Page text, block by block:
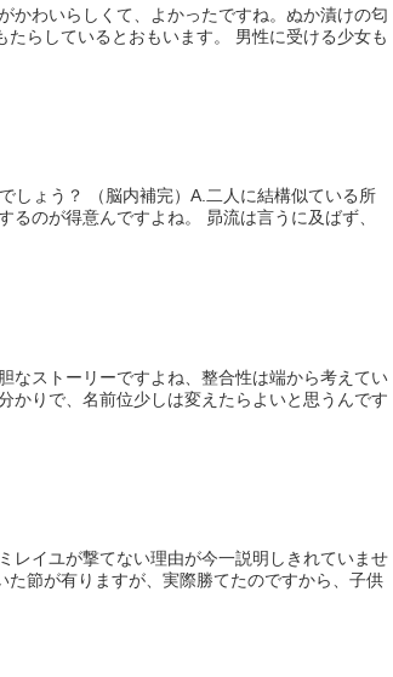
かわいらしくて、よかったですね。ぬか漬けの匂
らしているとおもいます。 男性に受ける少女も
しょう？ （脳内補完）A.二人に結構似ている所
のが得意んですよね。 昴流は言うに及ばず、
なストーリーですよね、整合性は端から考えてい
かりで、名前位少しは変えたらよいと思うんです
レイユが撃てない理由が今一説明しきれていませ
節が有りますが、実際勝てたのですから、子供